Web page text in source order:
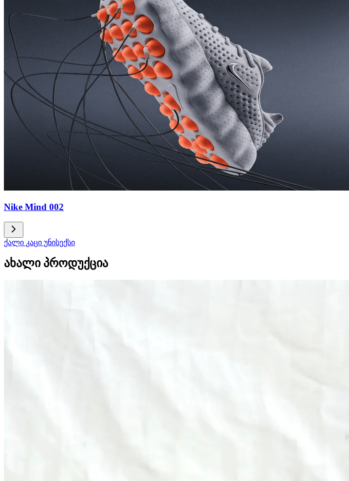
Nike Mind 002
ქალი კაცი უნისექსი
ახალი პროდუქცია